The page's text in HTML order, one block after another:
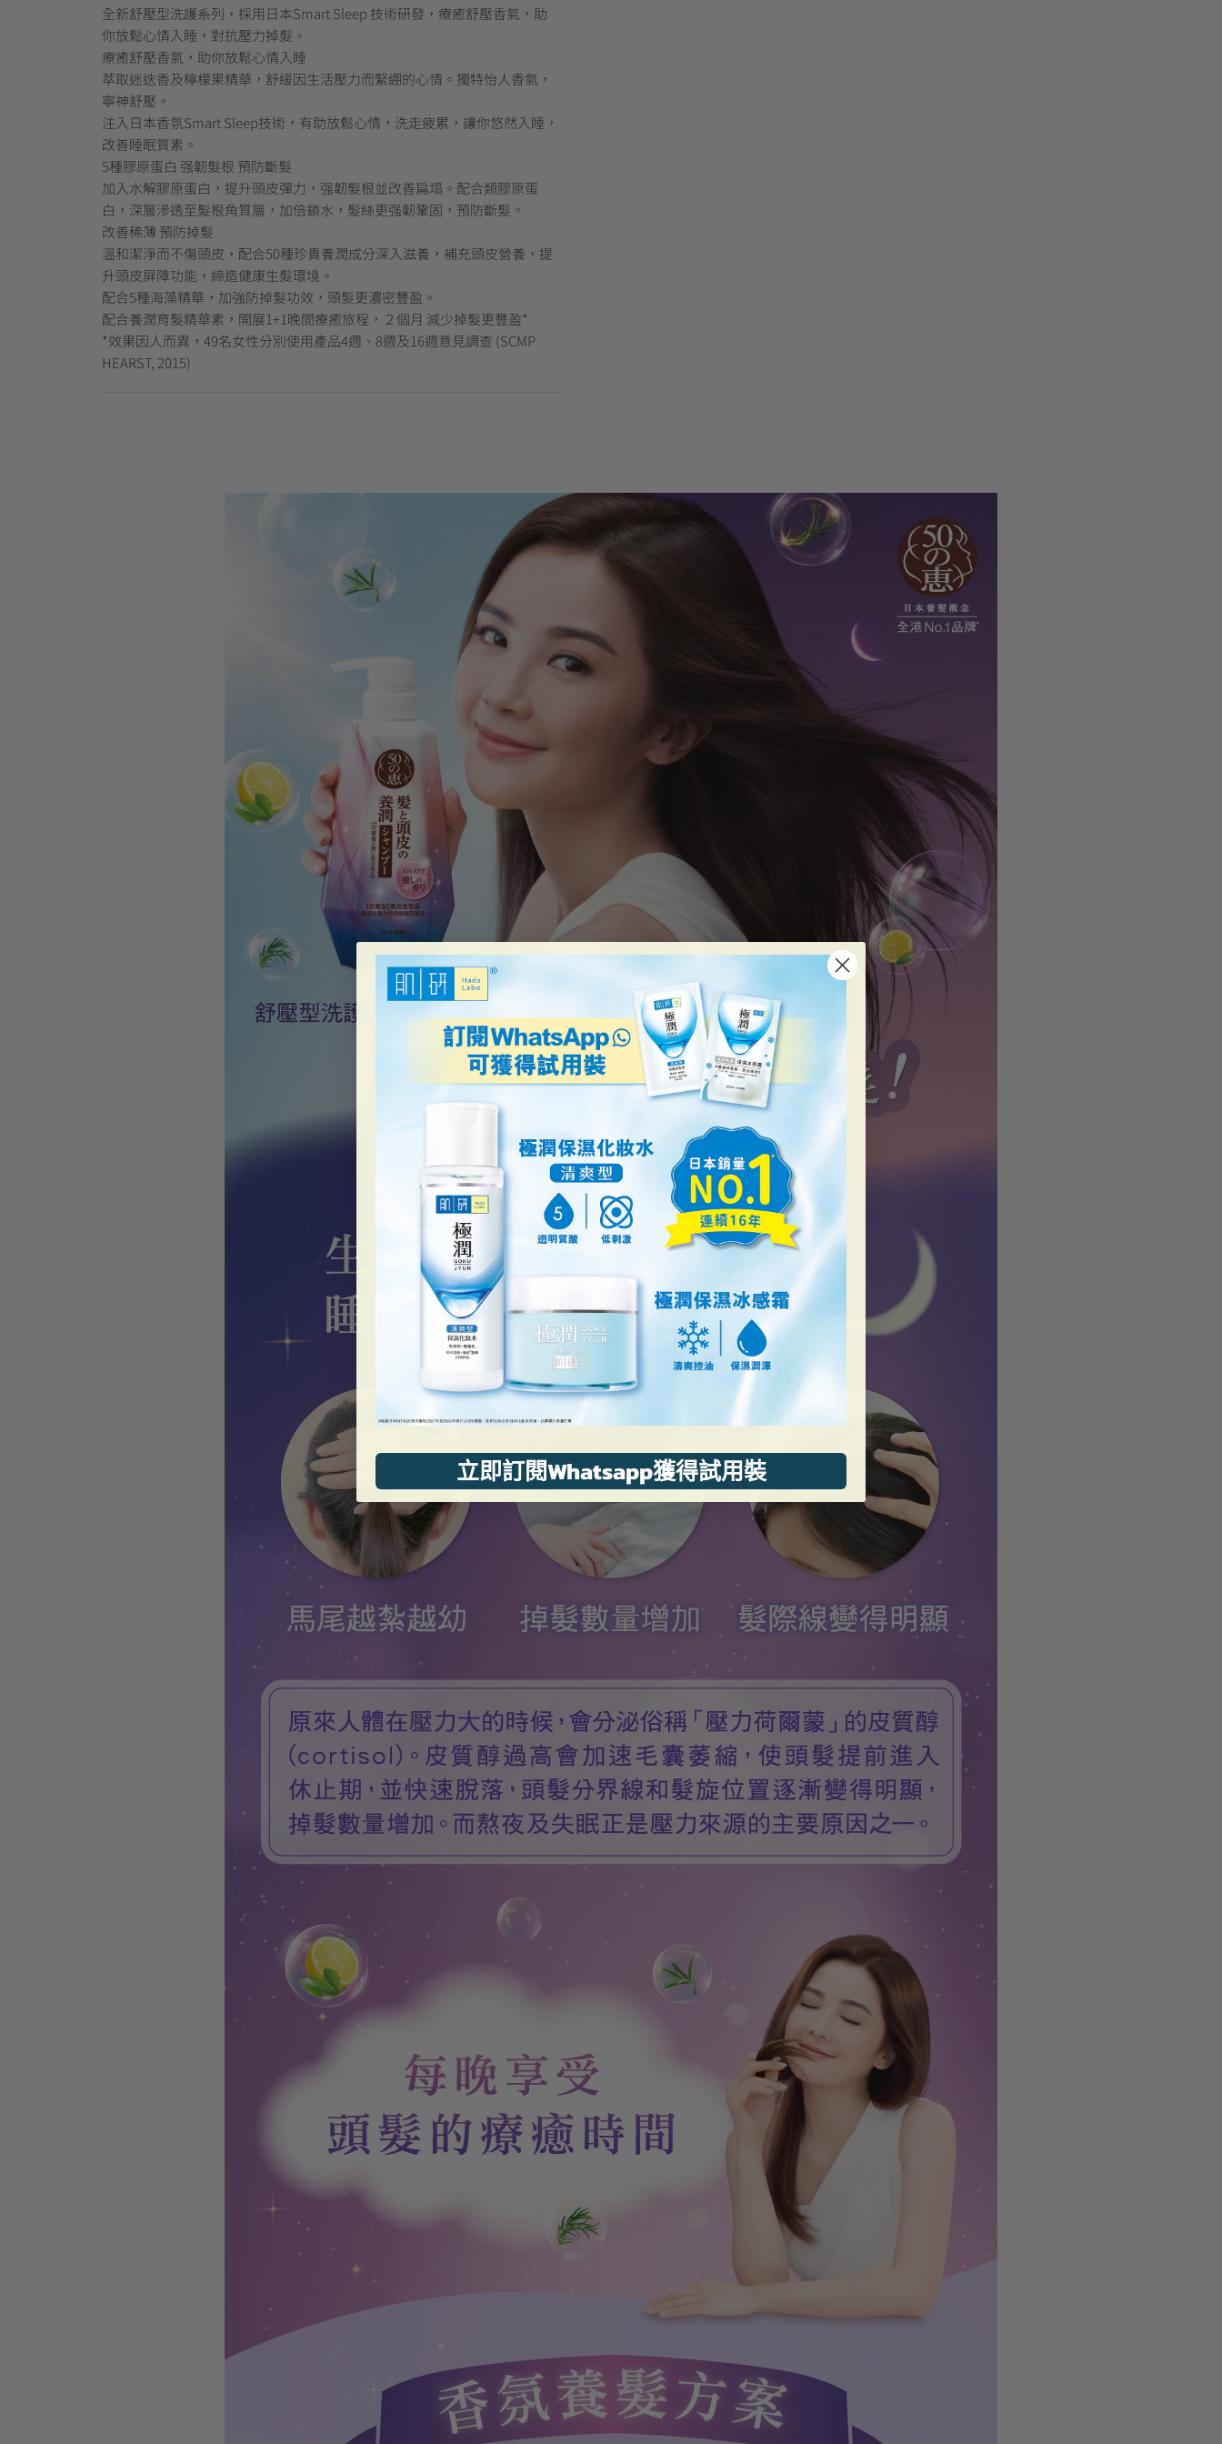
全新舒壓型洗護系列，採用日本Smart Sleep 技術研發，療癒舒壓香氣，助
你放鬆心情入睡，對抗壓力掉髮。
療癒舒壓香氣，助你放鬆心情入睡
萃取迷迭香及檸檬果精華，舒緩因生活壓力而緊綳的心情。獨特怡人香氣，
寧神舒壓。
注入日本香氛Smart Sleep技術，有助放鬆心情，洗走疲累，讓你悠然入睡，
改善睡眠質素。
5種膠原蛋白 强韌髮根 預防斷髮
加入水解膠原蛋白，提升頭皮彈力，强韌髮根並改善扁塌。配合類膠原蛋
白，深層滲透至髮根角質層，加倍鎖水，髮絲更强韌鞏固，預防斷髮。
改善稀薄 預防掉髮
溫和潔淨而不傷頭皮，配合50種珍貴養潤成分深入滋養，補充頭皮營養，提
升頭皮屏障功能，締造健康生髮環境。
配合5種海藻精華，加強防掉髮功效，頭髮更濃密豐盈。
配合養潤育髮精華素，開展1+1晚間療癒旅程，２個月 減少掉髮更豐盈*
*效果因人而異，49名女性分別使用產品4週、8週及16週意見調查 (SCMP
HEARST, 2015)
立即訂閱Whatsapp獲得試用裝